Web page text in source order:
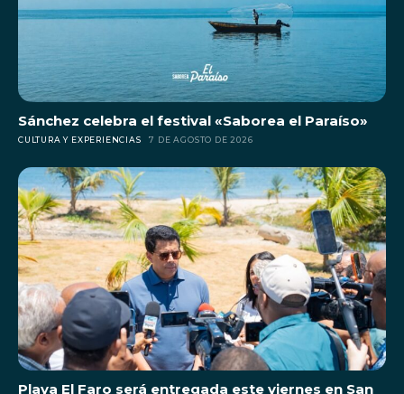
Sánchez celebra el festival «Saborea el Paraíso»
CULTURA Y EXPERIENCIAS 7 DE AGOSTO DE 2026
Playa El Faro será entregada este viernes en San